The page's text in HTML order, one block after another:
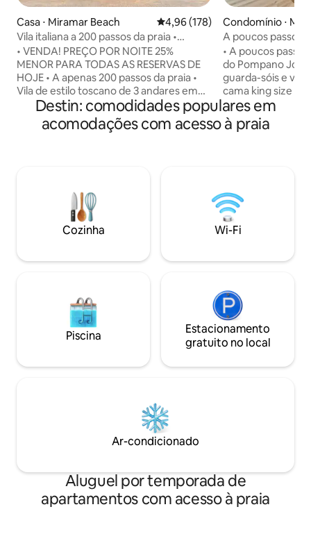
Casa ⋅ Miramar Beach 4,96 de uma avaliação média de
4,96 (178)
Vila italiana a 200 passos da praia •
Cruzeiro grátis!
• VENDA! PREÇO POR NOITE 25%
MENOR PARA TODAS AS RESERVAS DE
HOJE • A apenas 200 passos da praia •
Vila de estilo toscano de 3 andares em
uma das mais agradáveis propriedades
multimilionárias • Bilhete de cruzeiro
gratuito por noite de estadia! (para
espaço de trabalho, TVs inteligentes
grandes em todos os quartos Clique no
♡ ícone para salvar na lista de favoritos
e, em seguida, o botão "Fale com o
estará disponível nas datas da sua
Condomínio ⋅
h
A poucos passos
estacionamento,
king size
• A poucos
do Pompano Joe's • Cadeiras de
guarda-sóis e
cama king size •
sofá e cadeiras •
Estacionamento
completa •
Banheiros: •
com banheiro
Quarto #2 -
privativo (banheira -
Destin: comodidades populares em
acomodações com acesso à praia
Cozinha Wi-Fi
Piscina
Estacionamento
gratuito no local
Ar-condicionado
Aluguel por temporada de
apartamentos com acesso à praia